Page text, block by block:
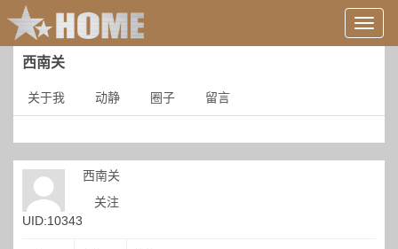
用
户
录
西南关
关于我 动静 圈子 留言
UID:10343
西南关
关注